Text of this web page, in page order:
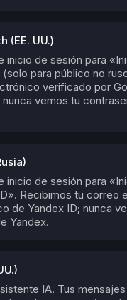
(EE. UU.)
inicio de sesión para
para público no
verificado por
vemos tu
inicio de sesión para
Recibimos tu correo
de Yandex ID; nunca
Yandex.
IA. Tus